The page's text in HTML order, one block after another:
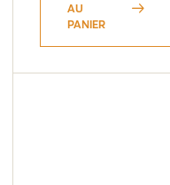
AU
PANIER